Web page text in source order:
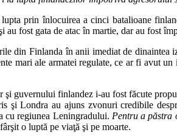
prin înlocuirea a cinci batalioane
fost gata de atac în martie, dar au fost
din Finlanda în anii imediat de
mari ale armatei regulate, ce ar fi avut
guvernului finlandez i-au fost făcute
şi Londra au ajuns zvonuri credibile
cu regiunea Leningradului. Pentru a păstra
o luptă pe viaţă şi pe moarte.